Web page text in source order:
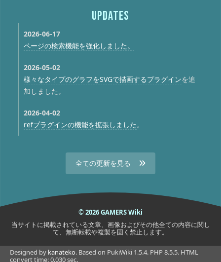
UPDATES
2026-06-17
ページの検索機能を強化しました。
2026-05-02
様々なタイプのグラフをSVGで描画するプラグインを追
加しました。
2026-04-02
refプラグインの機能を拡張しました。
全ての更新を見る
© 2026 GAMERS Wiki
当サイトに掲載されている文章、画像およびその他全ての内容に関し
て、無断転載や複製を固く禁止します。
Designed by kanateko. Based on PukiWiki 1.5.4. PHP 8.5.5. HTML
convert time: 0.030 sec.